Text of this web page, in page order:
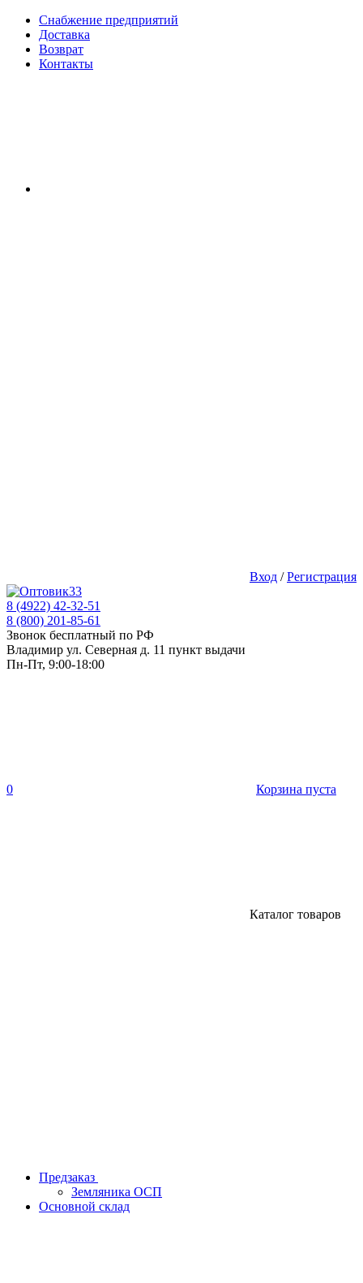
Снабжение предприятий
Доставка
Возврат
Контакты
Вход /Регистрация
8 (4922) 42-32-51
8 (800) 201-85-61
Звонок бесплатный по РФ
Владимир ул. Северная д. 11 пункт выдачи
Пн-Пт, 9:00-18:00
0 Корзина пуста
Каталог товаров
Предзаказ
Земляника ОСП
Основной склад